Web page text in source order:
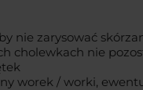
nie zarysować
cholewkach nie
worek / worki,